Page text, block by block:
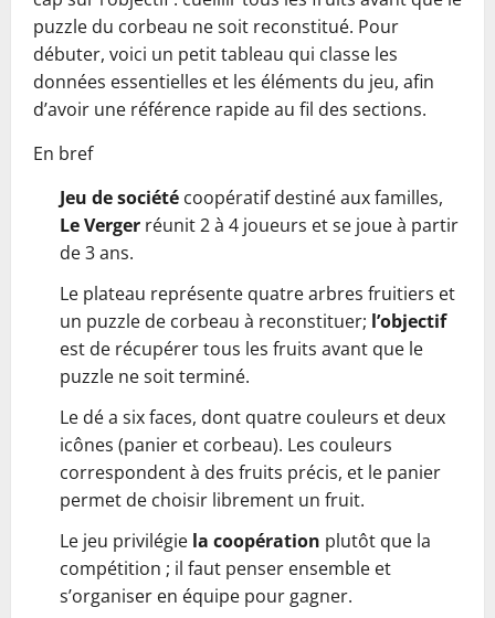
puzzle du corbeau ne soit reconstitué. Pour
débuter, voici un petit tableau qui classe les
données essentielles et les éléments du jeu, afin
d’avoir une référence rapide au fil des sections.
En bref
Jeu de société coopératif destiné aux familles,
Le Verger réunit 2 à 4 joueurs et se joue à partir
de 3 ans.
Le plateau représente quatre arbres fruitiers et
un puzzle de corbeau à reconstituer; l’objectif
est de récupérer tous les fruits avant que le
puzzle ne soit terminé.
Le dé a six faces, dont quatre couleurs et deux
icônes (panier et corbeau). Les couleurs
correspondent à des fruits précis, et le panier
permet de choisir librement un fruit.
Le jeu privilégie la coopération plutôt que la
compétition ; il faut penser ensemble et
s’organiser en équipe pour gagner.